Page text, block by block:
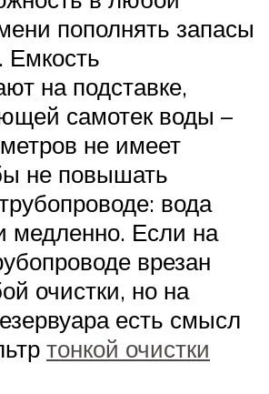
пополнять запасы
Емкость
на подставке,
самотек воды –
не имеет
не повышать
вода
медленно. Если на
врезан
очистки, но на
есть смысл
тонкой очистки